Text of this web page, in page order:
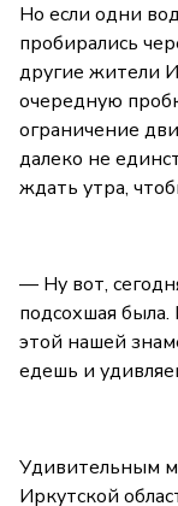
Но если одни
пробирались
другие жители
очередную
ограничение
далеко не
ждать утра,
— Ну вот,
подсохшая
этой нашей
едешь и
Удивительным
Иркутской